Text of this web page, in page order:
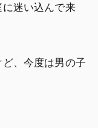
迷い込んで来
、今度は男の子